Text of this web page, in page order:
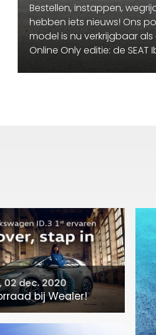
Bestellen, instappen,
hebben iets nieuws! Ons
model is nu verkrijgbaar als
Online Only editie: de SEAT
02 dec. 2020
bij Wealer!